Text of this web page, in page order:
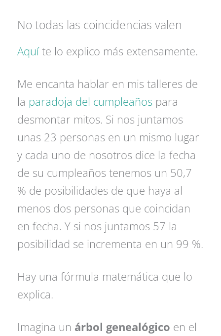
No todas las coincidencias valen
Aquíte lo explico más extensamente.
Me encanta hablar en mis talleres de
la paradoja del cumpleaños para
desmontar mitos. Si nos juntamos
unas 23 personas en un mismo lugar
y cada uno de nosotros dice la fecha
de su cumpleaños tenemos un 50,7
% de posibilidades de que haya al
menos dos personas que coincidan
en fecha. Y si nos juntamos 57 la
posibilidad se incrementa en un 99 %.
Hay una fórmula matemática que lo
explica.
Imagina un árbol genealógico en el